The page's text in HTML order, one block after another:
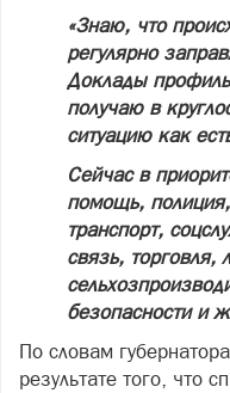
«Знаю, что
регулярно
Доклады
получаю в
ситуацию как
Сейчас в
помощь,
транспорт,
связь, торговля,
безопасности и
По словам
результате того, что